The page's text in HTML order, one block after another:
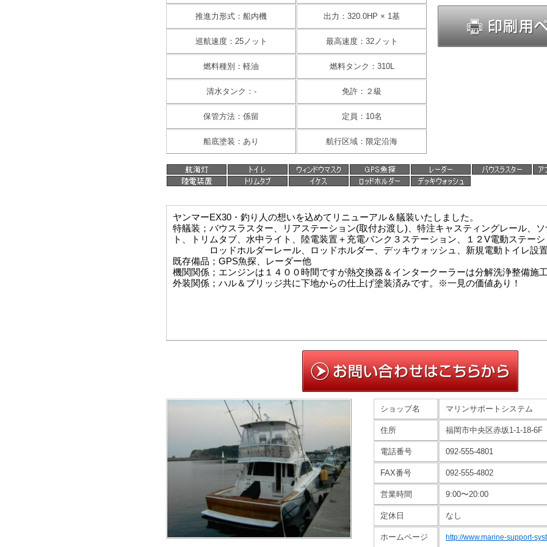
推進力形式：船内機 出力：320.0HP × 1基
巡航速度：25ノット 最高速度：32ノット
燃料種別：軽油 燃料タンク：310L
清水タンク：- 免許：２級
保管方法：係留 定員：10名
船底塗装：あり 航行区域：限定沿海
ヤンマーEX30・釣り人の想いを込めてリニューアル＆艤装いたしました。
特艤装；バウスラスター、リアステーション(取付お渡し)、特注キャスティングレール、
ト、トリムタブ、水中ライト、陸電装置＋充電バンク３ステーション、１２V電動ステーシ
ロッドホルダーレール、ロッドホルダー、デッキウォッシュ、新規電動トイレ設
既存備品；GPS魚探、レーダー他
機関関係；エンジンは１４００時間ですが熱交換器＆インタークーラーは分解洗浄整備施工
外装関係；ハル＆ブリッジ共に下地からの仕上げ塗装済みです。※一見の価値あり！
ショップ名 マリンサポートシステム
住所 福岡市中央区赤坂1-1-18-6F
電話番号 092-555-4801
FAX番号 092-555-4802
営業時間 9:00〜20:00
定休日 なし
ホームページ http://www.marine-support-